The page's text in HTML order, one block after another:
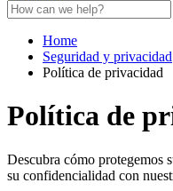
Home
Seguridad y privacidad
Política de privacidad
Política de
Descubra cómo protegemos
su confidencialidad con